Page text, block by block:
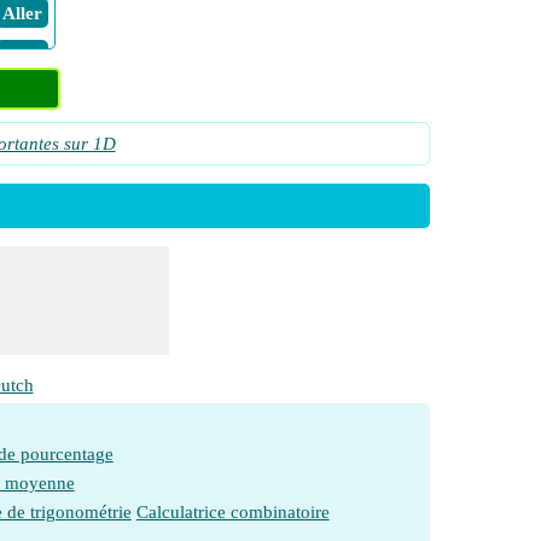
​ Aller
​ Aller
en
​ Aller
​ Aller
​ Aller
et
​ Aller
sur 1D
pourcentage
moyenne
de trigonométrie Calculatrice combinatoire